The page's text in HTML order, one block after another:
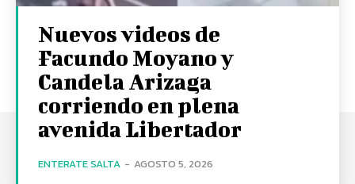
Nuevos videos de
Facundo Moyano y
Candela Arizaga
corriendo en plena
avenida Libertador
ENTERATE SALTA - AGOSTO 5, 2026